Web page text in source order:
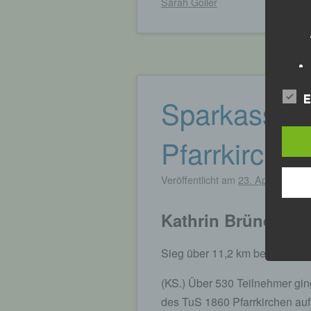
Sparkassen
Veröffentlicht am 23. April 2023
Kathrin Bründl
Sieg über 11,2 km beim
(KS.) Über 530 Teilnehmer
des TuS 1860 Pfarrkirchen